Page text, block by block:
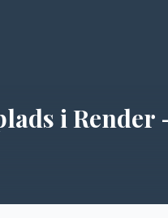
i Render